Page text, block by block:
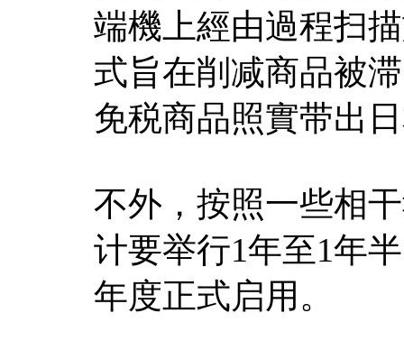
端機上經由過程扫
式旨在削减商品被
免税商品照實带出
不外，按照一些相
计要举行1年至1年
年度正式启用。